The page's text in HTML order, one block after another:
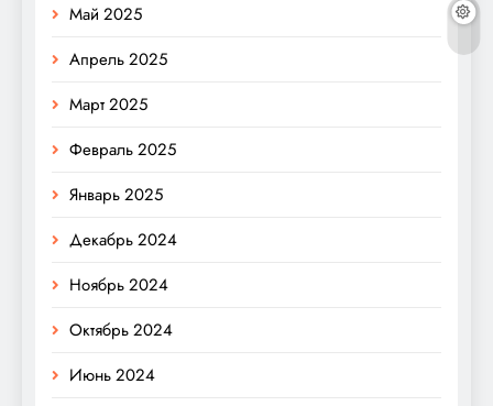
Май 2025
Апрель 2025
Март 2025
Февраль 2025
Январь 2025
Декабрь 2024
Ноябрь 2024
Октябрь 2024
Июнь 2024